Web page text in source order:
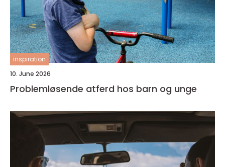
inspiration
10. June 2026
Problemløsende atferd hos barn og unge